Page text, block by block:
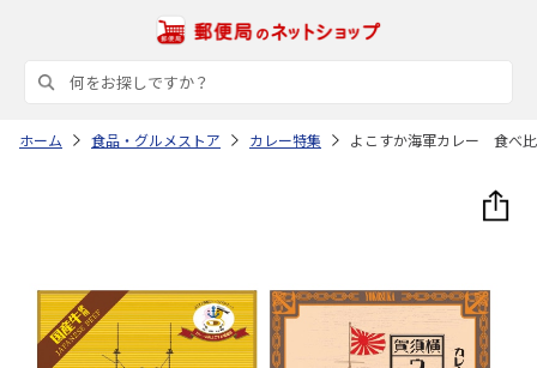
ホーム 食品・グルメストア カレー特集 よこすか海軍カレー 食べ